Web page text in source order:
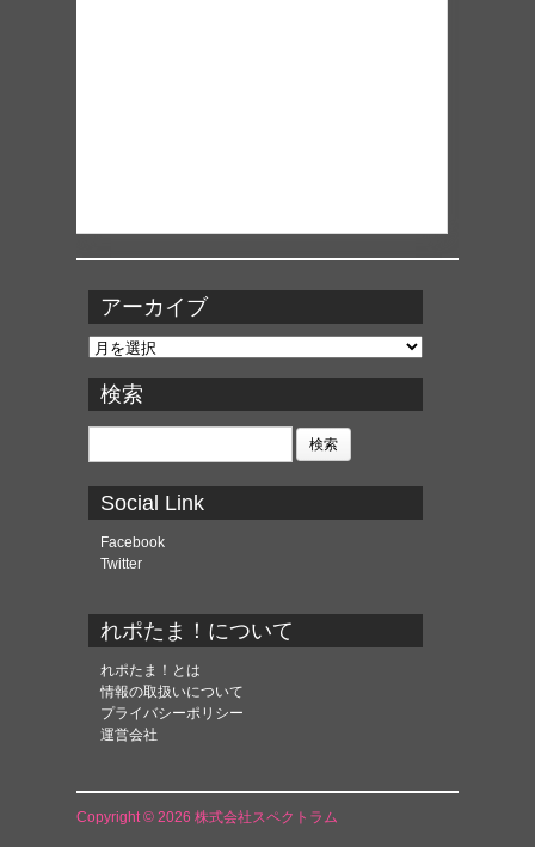
アーカイブ
ア
カ
イ
ブ
検索
検
Social Link
Facebook
Twitter
れポたま！について
れポたま！とは
情報の取扱いについて
プライバシーポリシー
運営会社
Copyright © 2026 株式会社スペクトラム